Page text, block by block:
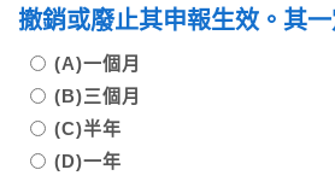
撤銷或廢止其申報生效。其
(A)一個月
(B)三個月
(C)半年
(D)一年